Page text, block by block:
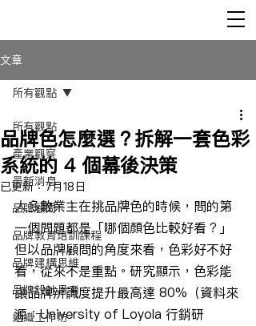
文章
所有觀點
產業觀察
最新消息
品牌顧問
品牌教育培訓課程
品牌建構思維
品牌設計思考
組織工作坊
所有觀點
品牌色怎麼選？拆解一套色彩
系統的 4 個幕後決策
已更新：7月18日
大多數業主在挑品牌色的時候，問的第
一個問題都是「哪個顏色比較好看？」
但以品牌顧問的角度來看，色彩好不好
看，從來不是重點。研究顯示，色彩能
讓品牌辨識度提升最高達 80%（資料來
源：University of Loyola 行銷研